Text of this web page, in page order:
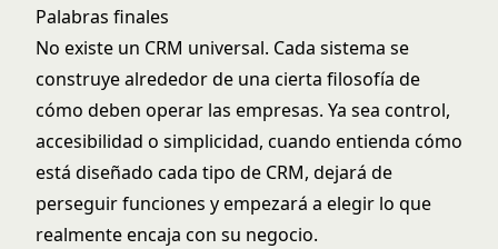
Palabras finales
No existe un CRM universal. Cada sistema se
construye alrededor de una cierta filosofía de
cómo deben operar las empresas. Ya sea control,
accesibilidad o simplicidad, cuando entienda cómo
está diseñado cada tipo de CRM, dejará de
perseguir funciones y empezará a elegir lo que
realmente encaja con su negocio.